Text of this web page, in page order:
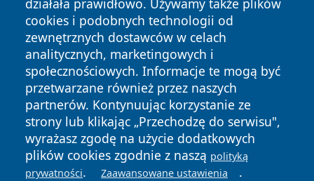
działała prawidłowo. Używamy także plików
cookies i podobnych technologii od
zewnętrznych dostawców w celach
analitycznych, marketingowych i
społecznościowych. Informacje te mogą być
przetwarzane również przez naszych
partnerów. Kontynuując korzystanie ze
strony lub klikając „Przechodzę do serwisu",
wyrażasz zgodę na użycie dodatkowych
plików cookies zgodnie z naszą polityką
prywatności. Zaawansowane ustawienia .
Copyright © 2026 e-starachowice.pl Wszystkie prawa
zastrzeżone.
News Autorzy
Polityka
Prywatności
Polityka
Cookies